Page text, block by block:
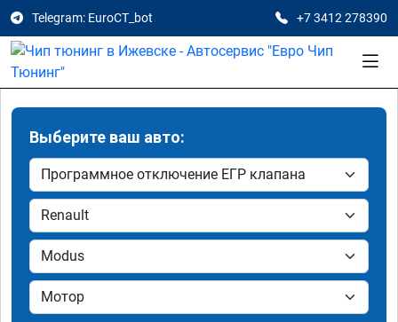
Telegram: EuroCT_bot +7 3412 278390
Выберите ваш авто: